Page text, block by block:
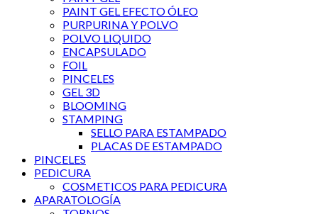
PAINT GEL EFECTO ÓLEO
PURPURINA Y POLVO
POLVO LIQUIDO
ENCAPSULADO
FOIL
PINCELES
GEL 3D
BLOOMING
STAMPING
SELLO PARA ESTAMPADO
PLACAS DE ESTAMPADO
PINCELES
PEDICURA
COSMETICOS PARA PEDICURA
APARATOLOGÍA